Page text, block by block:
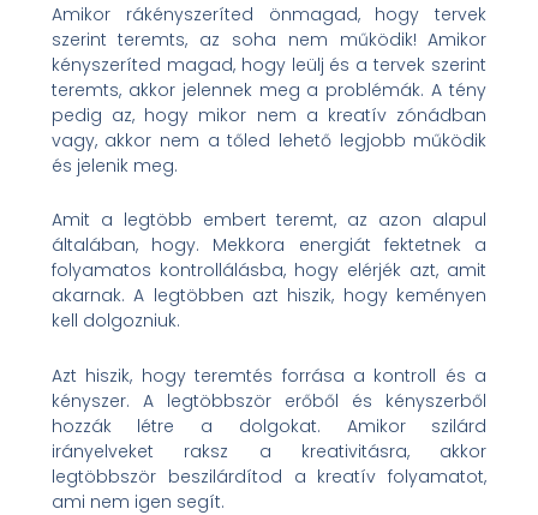
Amikor rákényszeríted önmagad, hogy tervek
szerint teremts, az soha nem működik! Amikor
kényszeríted magad, hogy leülj és a tervek szerint
teremts, akkor jelennek meg a problémák. A tény
pedig az, hogy mikor nem a kreatív zónádban
vagy, akkor nem a tőled lehető legjobb működik
és jelenik meg.
Amit a legtöbb embert teremt, az azon alapul
általában, hogy. Mekkora energiát fektetnek a
folyamatos kontrollálásba, hogy elérjék azt, amit
akarnak. A legtöbben azt hiszik, hogy keményen
kell dolgozniuk.
Azt hiszik, hogy teremtés forrása a kontroll és a
kényszer. A legtöbbször erőből és kényszerből
hozzák létre a dolgokat. Amikor szilárd
irányelveket raksz a kreativitásra, akkor
legtöbbször beszilárdítod a kreatív folyamatot,
ami nem igen segít.